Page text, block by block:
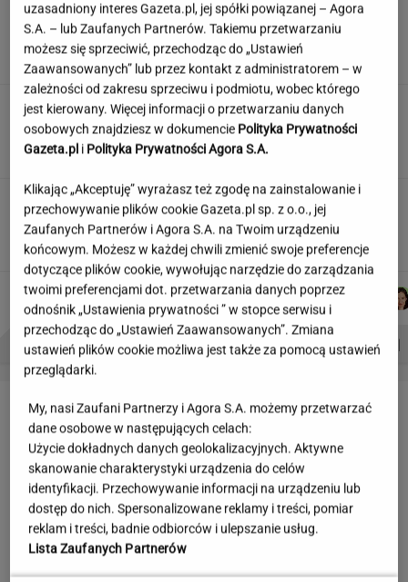
Ten quiz logiczny zmusi Cię do myślenia.
Wynik 3/8 to powód do dumy
Jedno przekonanie może utrudniać życie
osobom z astygmatyzmem. Zwłaszcza latem
MATERIAŁ PROMOCYJNY
Wakacyjne aktywności a kurzajki. O czym
warto pamiętać, by uniknąć problemu?
MATERIAŁ PROMOCYJNY
Autorzy:
MICHAŁ
KIEDROWSKI
ŁUKASZ
JACHIMIAK
DOMINIK
SENKOWSKI
PROBLEMY POLSKICH SIATKARZY ZNAK Z '30' WISŁAWA SZYMBORSKA
LETNIE OKAZJE
uzasadniony interes Gazeta.pl, jej spółki powiązanej – Agora
S.A. – lub Zaufanych Partnerów. Takiemu przetwarzaniu
możesz się sprzeciwić, przechodząc do „Ustawień
Zaawansowanych” lub przez kontakt z administratorem – w
zależności od zakresu sprzeciwu i podmiotu, wobec którego
jest kierowany. Więcej informacji o przetwarzaniu danych
osobowych znajdziesz w dokumencie Polityka Prywatności
Gazeta.pl i Polityka Prywatności Agora S.A.
Klikając „Akceptuję” wyrażasz też zgodę na zainstalowanie i
przechowywanie plików cookie Gazeta.pl sp. z o.o., jej
Zaufanych Partnerów i Agora S.A. na Twoim urządzeniu
końcowym. Możesz w każdej chwili zmienić swoje preferencje
dotyczące plików cookie, wywołując narzędzie do zarządzania
twoimi preferencjami dot. przetwarzania danych poprzez
odnośnik „Ustawienia prywatności ” w stopce serwisu i
przechodząc do „Ustawień Zaawansowanych”. Zmiana
ustawień plików cookie możliwa jest także za pomocą ustawień
przeglądarki.
My, nasi Zaufani Partnerzy i Agora S.A. możemy przetwarzać
dane osobowe w następujących celach:
Użycie dokładnych danych geolokalizacyjnych. Aktywne
skanowanie charakterystyki urządzenia do celów
identyfikacji. Przechowywanie informacji na urządzeniu lub
dostęp do nich. Spersonalizowane reklamy i treści, pomiar
reklam i treści, badnie odbiorców i ulepszanie usług.
Lista Zaufanych Partnerów